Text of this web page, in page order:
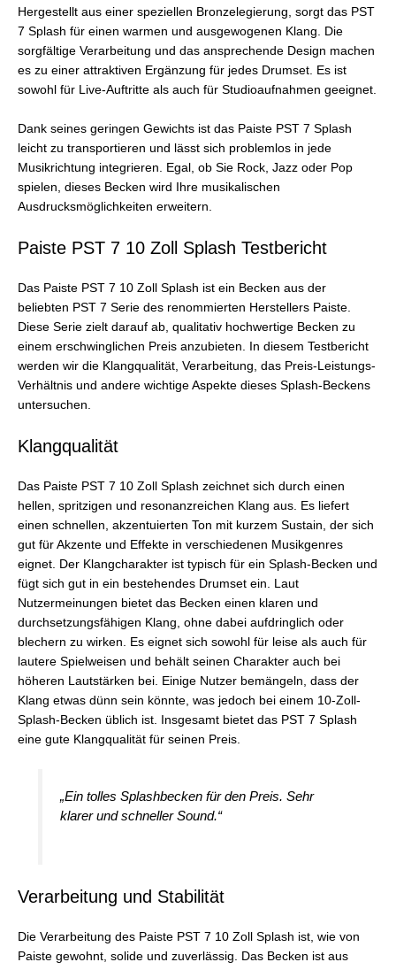
Hergestellt aus einer speziellen Bronzelegierung, sorgt das PST
7 Splash für einen warmen und ausgewogenen Klang. Die
sorgfältige Verarbeitung und das ansprechende Design machen
es zu einer attraktiven Ergänzung für jedes Drumset. Es ist
sowohl für Live-Auftritte als auch für Studioaufnahmen geeignet.
Dank seines geringen Gewichts ist das Paiste PST 7 Splash
leicht zu transportieren und lässt sich problemlos in jede
Musikrichtung integrieren. Egal, ob Sie Rock, Jazz oder Pop
spielen, dieses Becken wird Ihre musikalischen
Ausdrucksmöglichkeiten erweitern.
Paiste PST 7 10 Zoll Splash Testbericht
Das Paiste PST 7 10 Zoll Splash ist ein Becken aus der
beliebten PST 7 Serie des renommierten Herstellers Paiste.
Diese Serie zielt darauf ab, qualitativ hochwertige Becken zu
einem erschwinglichen Preis anzubieten. In diesem Testbericht
werden wir die Klangqualität, Verarbeitung, das Preis-Leistungs-
Verhältnis und andere wichtige Aspekte dieses Splash-Beckens
untersuchen.
Klangqualität
Das Paiste PST 7 10 Zoll Splash zeichnet sich durch einen
hellen, spritzigen und resonanzreichen Klang aus. Es liefert
einen schnellen, akzentuierten Ton mit kurzem Sustain, der sich
gut für Akzente und Effekte in verschiedenen Musikgenres
eignet. Der Klangcharakter ist typisch für ein Splash-Becken und
fügt sich gut in ein bestehendes Drumset ein. Laut
Nutzermeinungen bietet das Becken einen klaren und
durchsetzungsfähigen Klang, ohne dabei aufdringlich oder
blechern zu wirken. Es eignet sich sowohl für leise als auch für
lautere Spielweisen und behält seinen Charakter auch bei
höheren Lautstärken bei. Einige Nutzer bemängeln, dass der
Klang etwas dünn sein könnte, was jedoch bei einem 10-Zoll-
Splash-Becken üblich ist. Insgesamt bietet das PST 7 Splash
eine gute Klangqualität für seinen Preis.
„Ein tolles Splashbecken für den Preis. Sehr
klarer und schneller Sound.“
Verarbeitung und Stabilität
Die Verarbeitung des Paiste PST 7 10 Zoll Splash ist, wie von
Paiste gewohnt, solide und zuverlässig. Das Becken ist aus